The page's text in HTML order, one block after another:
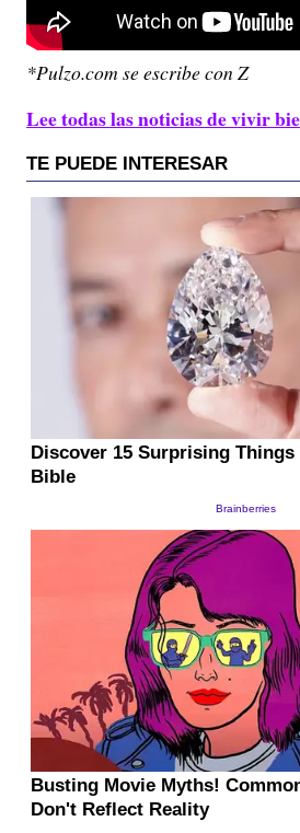
*Pulzo.com se escribe con Z
Lee todas las noticias de vivir